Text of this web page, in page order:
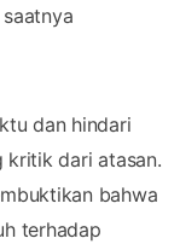
dan hindari
kritik dari atasan.
bahwa
terhadap